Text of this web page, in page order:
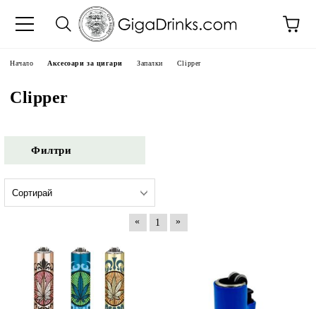
Начало Аксесоари за цигари Запалки Clipper
Clipper
Филтри
« 1 »